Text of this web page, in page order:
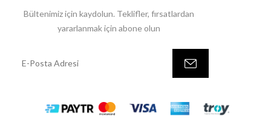
Bültenimiz için kaydolun. Teklifler, fırsatlardan
yararlanmak için abone olun